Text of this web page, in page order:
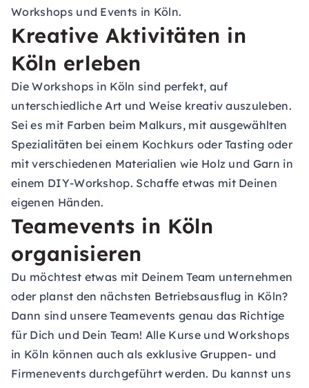
Workshops und Events in Köln.
Kreative Aktivitäten in
Köln erleben
Die Workshops in Köln sind perfekt, auf
unterschiedliche Art und Weise kreativ auszuleben.
Sei es mit Farben beim Malkurs, mit ausgewählten
Spezialitäten bei einem Kochkurs oder Tasting oder
mit verschiedenen Materialien wie Holz und Garn in
einem DIY-Workshop. Schaffe etwas mit Deinen
eigenen Händen.
Teamevents in Köln
organisieren
Du möchtest etwas mit Deinem Team unternehmen
oder planst den nächsten Betriebsausflug in Köln?
Dann sind unsereTeamevents genau das Richtige
für Dich und Dein Team! Alle Kurse und Workshops
in Köln können auch als exklusive Gruppen- und
Firmenevents durchgeführt werden. Du kannst uns